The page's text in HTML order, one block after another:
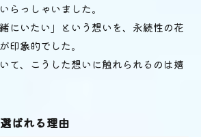
らっしゃいました。
にいたい」という想いを、永続性の花
印象的でした。
て、こうした想いに触れられるのは嬉
ばれる理由